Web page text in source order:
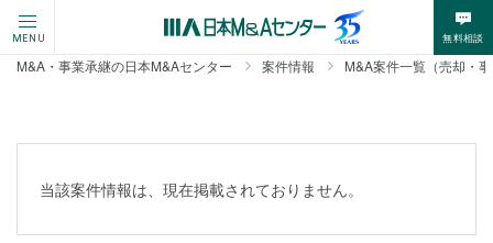
MENU 無料相談
M&A・事業承継の日本M&Aセンター 案件情報 M&A案件一覧（売却・
当該案件情報は、現在掲載されておりません。